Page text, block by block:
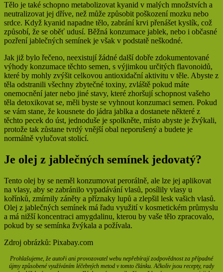
Tělo je také schopno metabolizovat kyanid v malých množstvích a
neutralizovat jej dříve, než může způsobit poškození mozku nebo
srdce. Když kyanid napadne tělo, zabrání krvi přenášet kyslík, což
způsobí, že se oběť udusí. Běžná konzumace jablek, nebo i občasné
pozření jablečných semínek je však v podstatě neškodné.
Jak již bylo řečeno, neexistují žádné další dobře zdokumentované
výhody konzumace těchto semen, s výjimkou určitých flavonoidů,
které by mohly zvýšit celkovou antioxidační aktivitu v těle. Abyste z
těla odstranili všechny zbytečné toxiny, zvláště pokud máte
onemocnění jater nebo jiné stavy, které zhoršují schopnost vašeho
těla detoxikovat se, měli byste se vyhnout konzumaci semen. Pokud
se vám stane, že kousnete do jádra jablka a dostanete některé z
těchto pecek do úst, jednoduše je spolkněte, místo abyste je žvýkali,
protože tak zůstane tvrdý vnější obal neporušený a budete je
normálně vylučovat stolicí.
Je olej z jablečných semínek jedovatý?
Tento olej by se neměl konzumovat perorálně, ale lze jej aplikovat
na vlasy, aby se zabránilo vypadávání vlasů, posílily vlasy u
kořínků, zmírnily záněty a příznaky lupů a zlepšil lesk vašich vlasů.
Olej z jablečných semínek má řadu využití v kosmetickém průmyslu
a má nižší koncentraci amygdalinu, kterou by vaše tělo zpracovalo,
pokud by se semínka žvýkala a požívala.
Zdroj obrázků: Pixabay.com
Prohlašujeme, že autoři ani provozovatel webu nepřebírají zodpovědnost za případné
újmy způsobené využíváním léčebných metod v tomto článku. Ačkoliv jsou recepty, rady